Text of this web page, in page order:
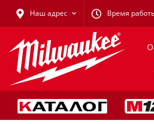
Наш адрес Время